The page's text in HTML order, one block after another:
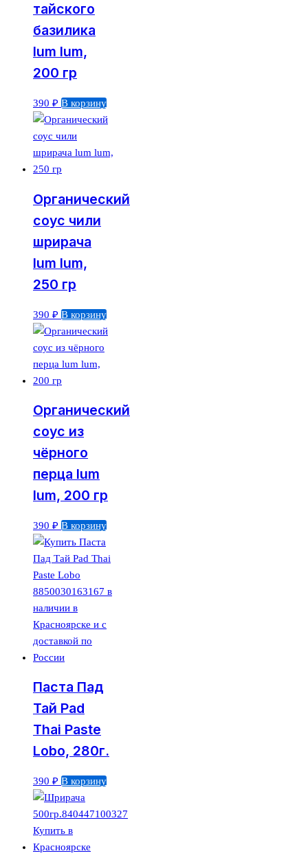
тайского
базилика
lum lum,
200 гр
390 ₽ В корзину
Органический
соус чили
шрирача
lum lum,
250 гр
390 ₽ В корзину
Органический
соус из
чёрного
перца lum
lum, 200 гр
390 ₽ В корзину
Паста Пад
Тай Pad
Thai Paste
Lobo, 280г.
390 ₽ В корзину